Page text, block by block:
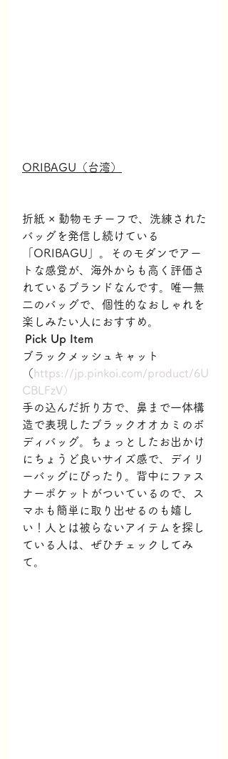
ORIBAGU（台湾）
折紙 × 動物モチーフで、洗練された
バッグを発信し続けている
「ORIBAGU」。そのモダンでアー
トな感覚が、海外からも高く評価さ
れているブランドなんです。唯一無
二のバッグで、個性的なおしゃれを
楽しみたい人におすすめ。
Pick Up Item
ブラックメッシュキャット
（ https://jp.pinkoi.com/product/6U
CBLFzV）
手の込んだ折り方で、鼻まで一体構
造で表現したブラックオオカミのボ
ディバッグ。ちょっとしたお出かけ
にちょうど良いサイズ感で、デイリ
ーバッグにぴったり。背中にファス
ナーポケットがついているので、ス
マホも簡単に取り出せるのも嬉し
い！人とは被らないアイテムを探し
ている人は、ぜひチェックしてみ
て。